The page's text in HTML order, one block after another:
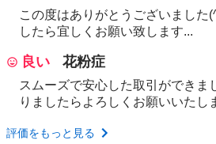
この度はありがとうございました
したら宜しくお願い致します...
良い 花粉症
スムーズで安心した取引ができま
りましたらよろしくお願いいたし
評価をもっと見る